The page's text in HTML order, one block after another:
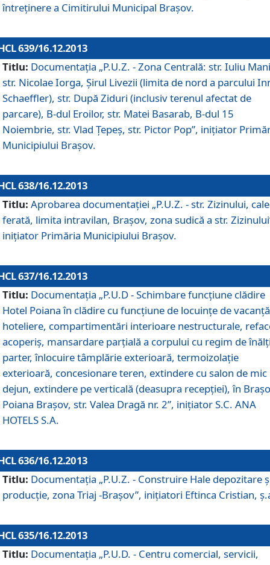
întreţinere a Cimitirului Municipal Braşov.
639/16.12.2013
Titlu: Documentaţia „P.U.Z. - Zona Centrală: str. Iuliu
str. Nicolae Iorga, Şirul Livezii (limita de nord a parcului
Schaeffler), str. După Ziduri (inclusiv terenul afectat de
parcare), B-dul Eroilor, str. Matei Basarab, B-dul 15
Noiembrie, str. Vlad Ţepeş, str. Pictor Pop”, iniţiator
Municipiului Braşov.
638/16.12.2013
Titlu: Aprobarea documentaţiei „P.U.Z. - str. Zizinului,
ferată, limita intravilan, Braşov, zona sudică a str.
iniţiator Primăria Municipiului Braşov.
637/16.12.2013
Titlu: Documentaţia „P.U.D - Schimbare funcţiune clădire
Hotel Poiana în clădire cu funcţiune de locuinţe de
hoteliere, compartimentări interioare nestructurale,
acoperiş, mansardare parţială a corpului cu regim de
parter, înlocuire tâmplărie exterioară, termoizolaţie
exterioară, concesionare teren, extindere cu salon de mic
dejun, extindere pe verticală (deasupra recepţiei), în
Poiana Braşov, str. Valea Dragă nr. 2”, iniţiator S.C. ANA
HOTELS S.A.
636/16.12.2013
Titlu: Documentaţia „P.U.Z. - Construire Hale depozitare
producţie, zona Triaj -Braşov”, iniţiatori Eftinca Cristian,
635/16.12.2013
Titlu: Documentaţia „P.U.D. - Centru comercial, servicii,